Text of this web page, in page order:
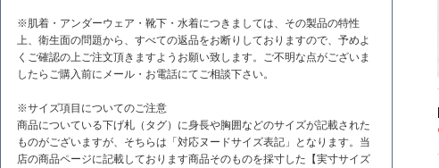
※肌着・アンダーウェア・靴下・水着につきましては、その製品の特性
上、衛生面の問題から、すべての返品をお断りしておりますので、予めよ
くご確認の上ご注文頂きますようお願い致します。ご不明な点がございま
したらご購入前にメール・お電話にてご相談下さい。
※サイズ項目についてのご注意
商品についている下げ札（タグ）に身長や胸囲などのサイズが記載された
ものがございますが、そちらは「対応ヌードサイズ表記」となります。当
店の商品ページに記載しております商品そのものを採寸した【実寸サイズ